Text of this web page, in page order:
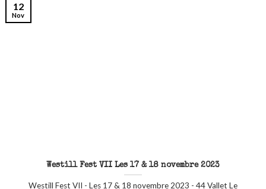
Westill Fest VII Les 17 & 18 novembre 2023
Westill Fest VII - Les 17 & 18 novembre 2023 - 44 Vallet Le
12
Nov